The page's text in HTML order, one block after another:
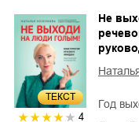
ТЕКСТ
4
Не
Год